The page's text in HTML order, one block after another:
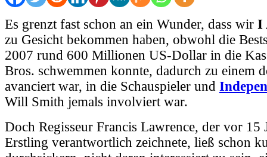
Es grenzt fast schon an ein Wunder, dass wir I
zu Gesicht bekommen haben, obwohl die
2007 rund 600 Millionen US-Dollar in die
Bros. schwemmen konnte, dadurch zu einem
avanciert war, in die Schauspieler und
Will Smith jemals involviert war.
Doch Regisseur Francis Lawrence, der vor 15
Erstling verantwortlich zeichnete, ließ schon